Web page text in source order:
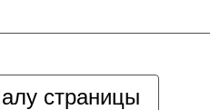
страницы